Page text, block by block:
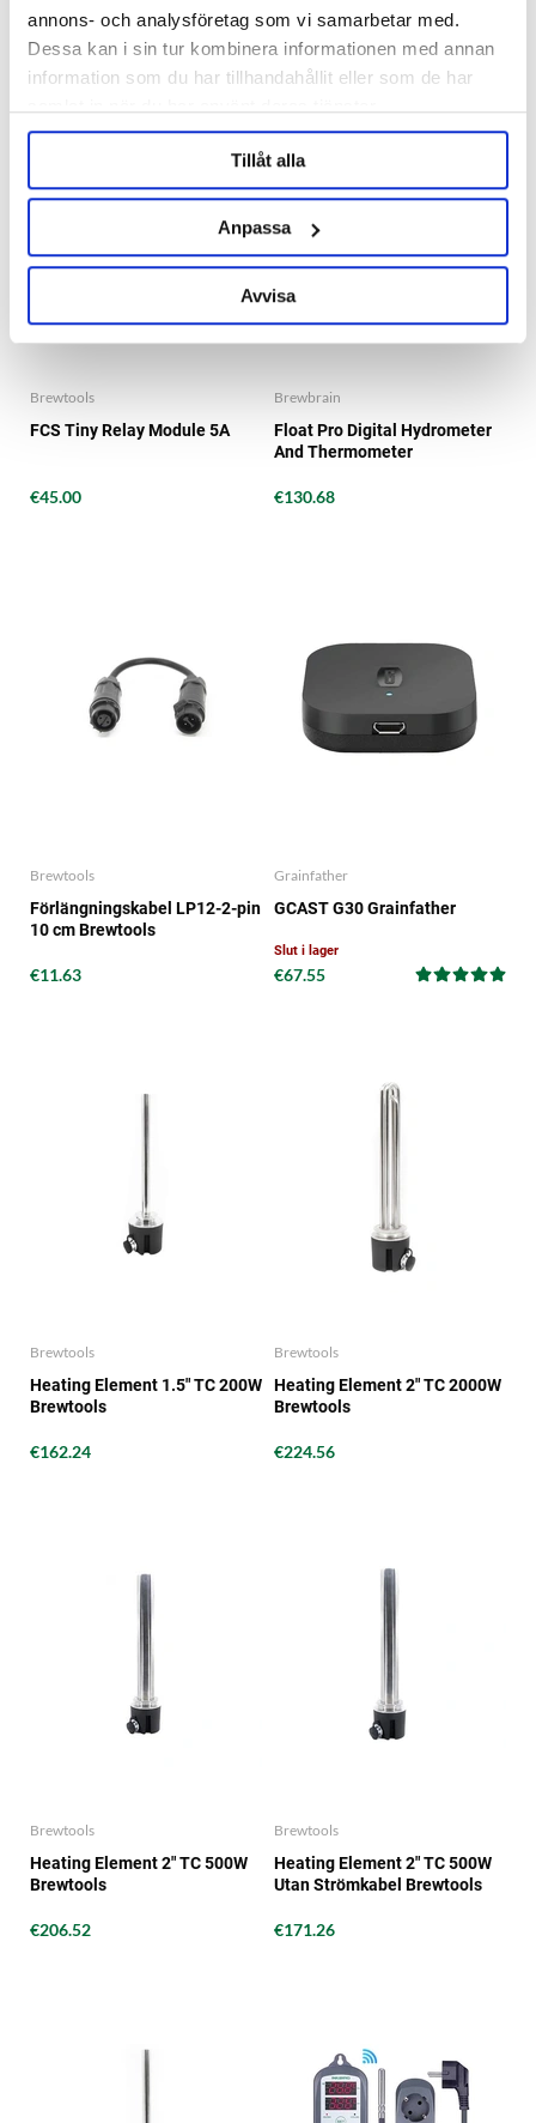
annons- och analysföretag som vi samarbetar med.
Dessa kan i sin tur kombinera informationen med annan
information som du har tillhandahållit eller som de har
Tillåt alla
Anpassa
Avvisa
€135.19 €1,234.64
Brewtools
FCS Tiny Relay Module 5A
€45.00
Brewbrain
Float Pro Digital Hydrometer
And Thermometer
€130.68
Brewtools
Förlängningskabel LP12-2-pin
10 cm Brewtools
€11.63
Grainfather
GCAST G30 Grainfather
Slut i lager
€67.55
Brewtools
Heating Element 1.5" TC 200W
Brewtools
€162.24
Brewtools
Heating Element 2" TC 2000W
Brewtools
€224.56
Brewtools
Heating Element 2" TC 500W
Brewtools
€206.52
Brewtools
Heating Element 2" TC 500W
Utan Strömkabel Brewtools
€171.26